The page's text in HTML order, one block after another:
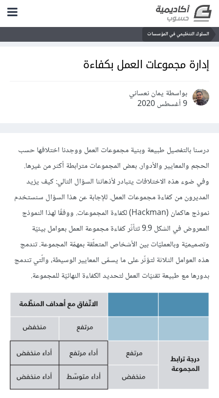
السلوك التنظيمي في المؤسسات
إدارة مجموعات العمل بكفاءة
بواسطة يمان نعساني
9 أغسطس 2020
درسنا بالتفصيل طبيعة وبنية مجموعات العمل ووجدنا اختلافها حسب
الحجم والمعايير والأدوار. بعض المجموعات مترابطة أكثر من غيرها.
وفي ضوء هذه الاختلافات يتبادر لأذهاننا السؤال التالي: كيف يزيد
المديرون من كفاءة مجموعات العمل. للإجابة عن هذا السؤال سنستخدم
نموذج هاكمان (Hackman) لكفاءة المجموعات. ووفقًا لهذا النموذج
المعروض في الشكل 9.9 تتأثّر كفاءة مجموعة العمل بعوامل بيئيّة
وتصميميّة وبالعمليّات بين الأشخاص المتعلّقة بمهمّة المجموعة. تندمج
هذه العوامل الثلاثة لتؤثّر على ما يسمّى المعايير الوسيطة، والّتي تندمج
بدورها مع طبيعة تقنيّات العمل لتحديد الكفاءة النهائيّة للمجموعة.